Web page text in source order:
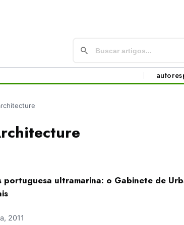
autores
portuguesa ultramarina: o Gabinete de
2011